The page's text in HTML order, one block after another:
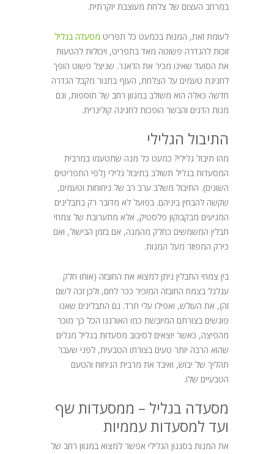
במרחב העצום של צלחת מעוצבת יוקרתית.
לעומת זאת, המנות בכמעט כל תפריט מסעדה בגליל
זוכות להגדרה פשוטה מאד בתפריט, ויכולות להטעות
את הסועד שאינו מכיר את הז'אנר. שניצל פשוט הופך
לחגיגת טעמים על הצלחת, העוף בתנור מקבל הגדרה
חדשה כאלה הוא משולב במגוון רחב של תוספות, וגם
מנות הדגים והבשר הופכות לחגיגה קולינרית.
התיבול הגלילי
מהו תיבול גלילי? כמעט כל מנה שתטעמו במרבית
המסעדות בגליל תשולב בתיבול גלילי (לפי התפריטים
השונים). התיבול משלב ערב רב של ניחוחות וטעמים,
שקשה להבחין ביניהם. בפועל לא מדובר רק בתבלינים
המגיעים מבקבוקון פלסטיק, אלא מתערובת של צמחי
תבלין המשמשים כחלק מהמנה, אם בזמן הבישול, ואם
כירק המפוזר מעל המנות.
בין צמחי התבלין ניתן למצוא את החובזה (אותו חלק
עגלגל בצמח החובזה המזכיר ככר לחם, ולכן זכה לשם
זה), את העולש, ואפילו עלי תרד. גם התבלינים שאנו
פוגשים בצורתם המיובשת כמו האורגנו הכל כך מוכר
מהפיצה, כאשר יוצאים לסיבוב מסעדות בגליל מגלים
שהוא הרבה יותר טעים בצורתו הטבעית, לפני שעבר
תהליך של יבוש, ואיבד את מרבית הניחוח והטעם
הטבעיים שלו.
מסעדה בגליל – ממסעדות שף
ועד למסעדות עממיות
את המנות בסגנון הגלילי אפשר למצוא במגוון רחב של